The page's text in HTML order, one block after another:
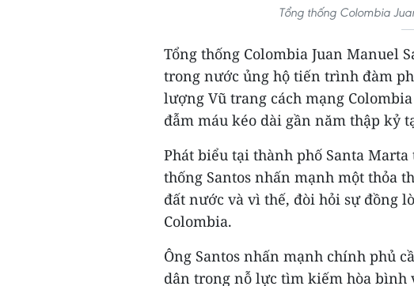
Tổng thống Colombia
Tổng thống Colombia Juan Manuel
trong nước ủng hộ tiến trình đàm
lượng Vũ trang cách mạng
đẫm máu kéo dài gần năm thập kỷ
Phát biểu tại thành phố Santa
thống Santos nhấn mạnh một thỏa
đất nước và vì thế, đòi hỏi sự đồng
Colombia.
Ông Santos nhấn mạnh chính phủ
dân trong nỗ lực tìm kiếm hòa